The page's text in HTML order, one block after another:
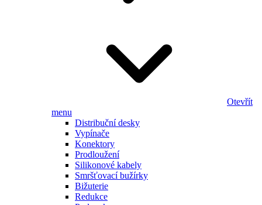
Otevřít
menu
Distribuční desky
Vypínače
Konektory
Prodloužení
Silikonové kabely
Smršťovací bužírky
Bižuterie
Redukce